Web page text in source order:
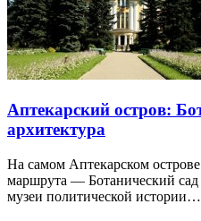
Аптекарский остров:
архитектура
На самом Аптекарском
маршрута — Ботанический
музеи политической истории…